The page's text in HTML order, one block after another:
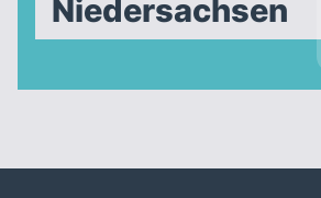
Niedersachsen